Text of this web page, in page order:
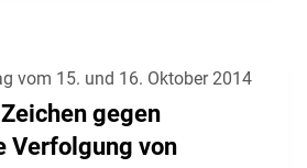
vom 15. und 16. Oktober 2014
gegen
Verfolgung von